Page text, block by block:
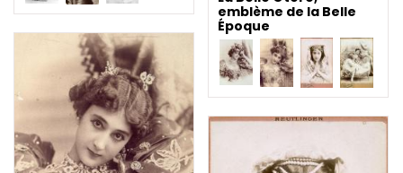
emblème de la Belle
Époque